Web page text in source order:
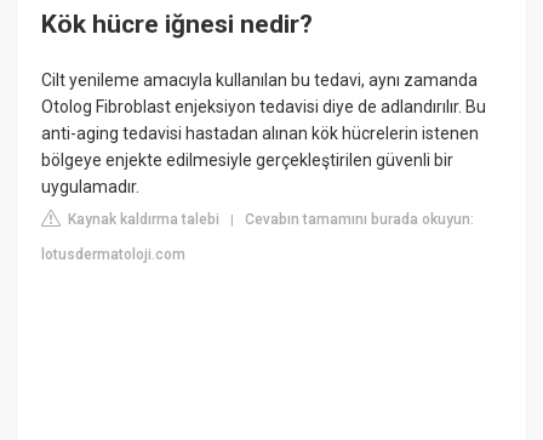
Kök hücre iğnesi nedir?
Cilt yenileme amacıyla kullanılan bu tedavi, aynı zamanda
Otolog Fibroblast enjeksiyon tedavisi diye de adlandırılır. Bu
anti-aging tedavisi hastadan alınan kök hücrelerin istenen
bölgeye enjekte edilmesiyle gerçekleştirilen güvenli bir
uygulamadır.
Kaynak kaldırma talebi |Cevabın tamamını burada okuyun:
lotusdermatoloji.com